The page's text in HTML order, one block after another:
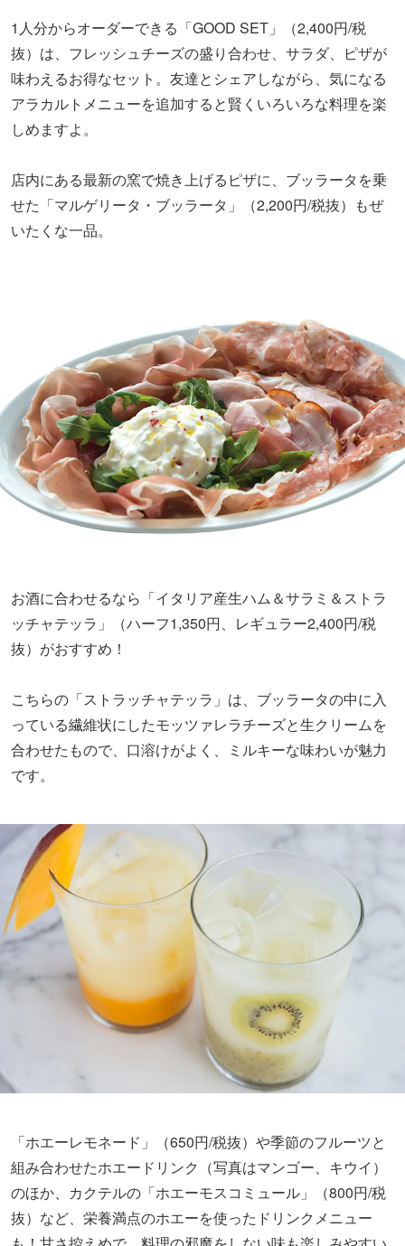
1人分からオーダーできる「GOOD SET」（2,400円/税
抜）は、フレッシュチーズの盛り合わせ、サラダ、ピザが
味わえるお得なセット。友達とシェアしながら、気になる
アラカルトメニューを追加すると賢くいろいろな料理を楽
しめますよ。
店内にある最新の窯で焼き上げるピザに、ブッラータを乗
せた「マルゲリータ・ブッラータ」（2,200円/税抜）もぜ
いたくな一品。
お酒に合わせるなら「イタリア産生ハム＆サラミ＆ストラ
ッチャテッラ」（ハーフ1,350円、レギュラー2,400円/税
抜）がおすすめ！
こちらの「ストラッチャテッラ」は、ブッラータの中に入
っている繊維状にしたモッツァレラチーズと生クリームを
合わせたもので、口溶けがよく、ミルキーな味わいが魅力
です。
「ホエーレモネード」（650円/税抜）や季節のフルーツと
組み合わせたホエードリンク（写真はマンゴー、キウイ）
のほか、カクテルの「ホエーモスコミュール」（800円/税
抜）など、栄養満点のホエーを使ったドリンクメニュー